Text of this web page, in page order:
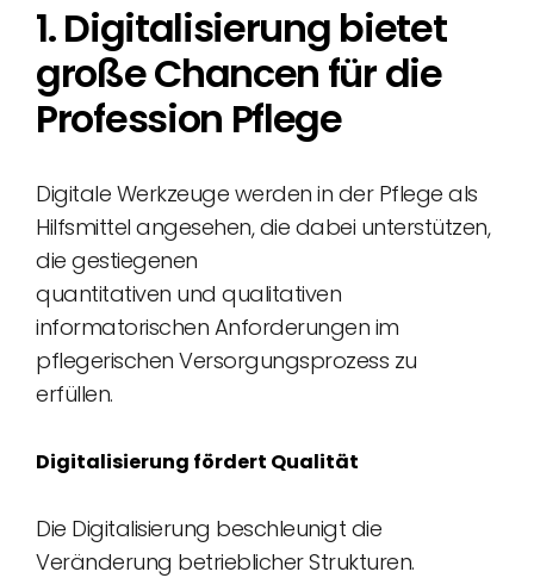
1. Digitalisierung bietet
große Chancen für die
Profession Pflege
Digitale Werkzeuge werden in der Pflege als
Hilfsmittel angesehen, die dabei unterstützen,
die gestiegenen
quantitativen und qualitativen
informatorischen Anforderungen im
pflegerischen Versorgungsprozess zu
erfüllen.
Digitalisierung fördert Qualität
Die Digitalisierung beschleunigt die
Veränderung betrieblicher Strukturen.